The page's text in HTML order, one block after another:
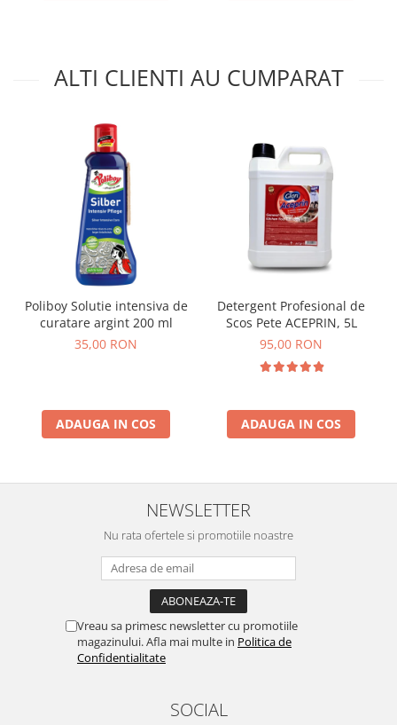
ALTI CLIENTI AU CUMPARAT
Poliboy Solutie intensiva de
curatare argint 200 ml
35,00 RON
ADAUGA IN COS
Detergent Profesional de
Scos Pete ACEPRIN, 5L
95,00 RON
ADAUGA IN COS
NEWSLETTER
Nu rata ofertele si promotiile noastre
Vreau sa primesc newsletter cu promotiile
magazinului. Afla mai multe in Politica de
Confidentialitate
SOCIAL